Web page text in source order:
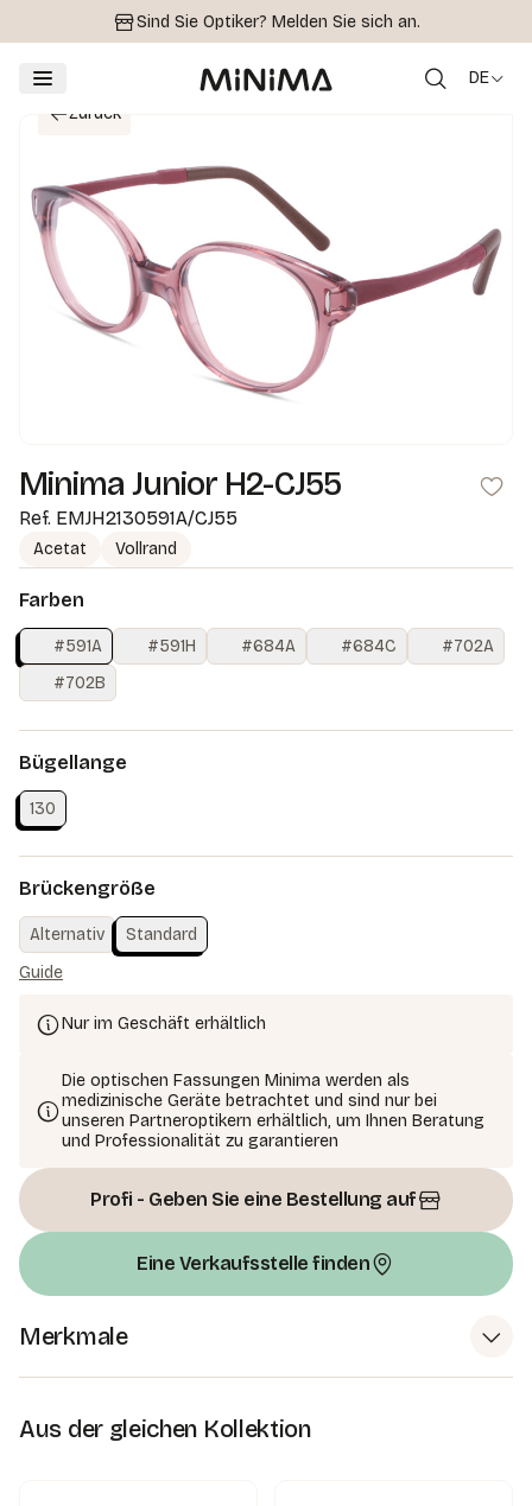
Sind Sie Optiker? Melden Sie sich an.
DE
Zurück
Minima Junior H2-CJ55
Ref. EMJH2130591A/CJ55
Acetat Vollrand
Farben
#591A #591H #684A #684C
#702A
#702B
Bügellange
130
Brückengröße
Alternativ
Standard
Guide
Nur im Geschäft erhältlich
Die optischen Fassungen Minima werden als
medizinische Geräte betrachtet und sind nur bei
unseren Partneroptikern erhältlich, um Ihnen Beratung
und Professionalität zu garantieren
Profi - Geben Sie eine Bestellung auf
Eine Verkaufsstelle finden
Merkmale
Aus der gleichen Kollektion